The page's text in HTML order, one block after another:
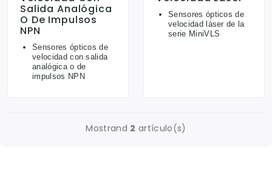
Salida Analógica
O De Impulsos
NPN
Sensores ópticos de
velocidad con salida
analógica o de
impulsos NPN
Sensores ópticos de
velocidad láser de la
serie MiniVLS
Mostrand 2 artículo(s)